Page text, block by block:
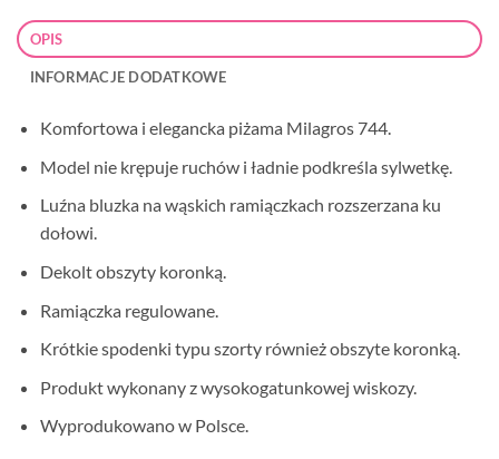
OPIS
INFORMACJE DODATKOWE
Komfortowa i elegancka piżama Milagros 744.
Model nie krępuje ruchów i ładnie podkreśla sylwetkę.
Luźna bluzka na wąskich ramiączkach rozszerzana ku
dołowi.
Dekolt obszyty koronką.
Ramiączka regulowane.
Krótkie spodenki typu szorty również obszyte koronką.
Produkt wykonany z wysokogatunkowej wiskozy.
Wyprodukowano w Polsce.